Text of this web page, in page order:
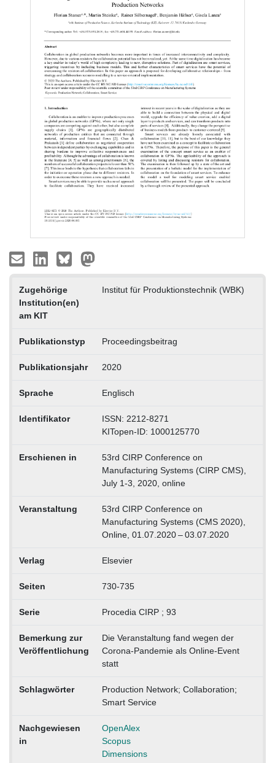
Zugehörige
Institution(en)
am KIT
Institut für Produktionstechnik (WBK)
Publikationstyp Proceedingsbeitrag
Publikationsjahr 2020
Sprache Englisch
Identifikator
ISSN: 2212-8271
KITopen-ID: 1000125770
Erschienen in
53rd CIRP Conference on
Manufacturing Systems (CIRP CMS),
July 1-3, 2020, online
Veranstaltung
53rd CIRP Conference on
Manufacturing Systems (CMS 2020),
Online, 01.07.2020 – 03.07.2020
Verlag Elsevier
Seiten 730-735
Serie Procedia CIRP ; 93
Bemerkung zur
Veröffentlichung
Die Veranstaltung fand wegen der
Corona-Pandemie als Online-Event
statt
Schlagwörter
Production Network; Collaboration;
Smart Service
Nachgewiesen
in
OpenAlex
Scopus
Dimensions